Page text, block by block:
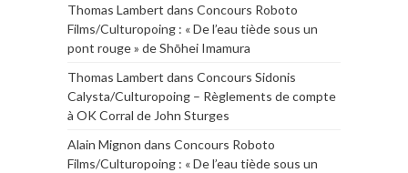
Thomas Lambert dans Concours Roboto
Films/Culturopoing : « De l’eau tiède sous un
pont rouge » de Shōhei Imamura
Thomas Lambert dans Concours Sidonis
Calysta/Culturopoing – Règlements de compte
à OK Corral de John Sturges
Alain Mignon dans Concours Roboto
Films/Culturopoing : « De l’eau tiède sous un